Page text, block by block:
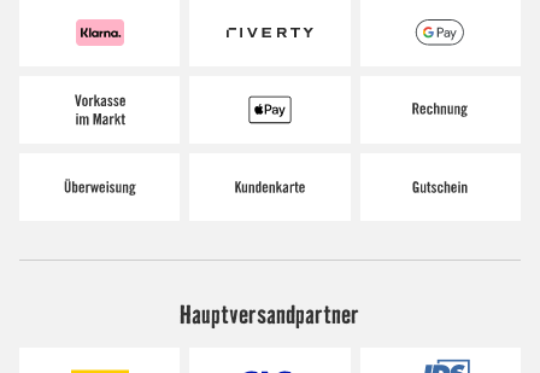
Hauptversandpartner